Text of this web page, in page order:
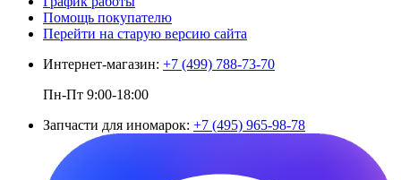
Помощь покупателю
Перейти на старую версию сайта
Интернет-магазин: +7 (499) 788-73-70
Пн-Пт 9:00-18:00
Запчасти для иномарок: +7 (495) 965-98-78